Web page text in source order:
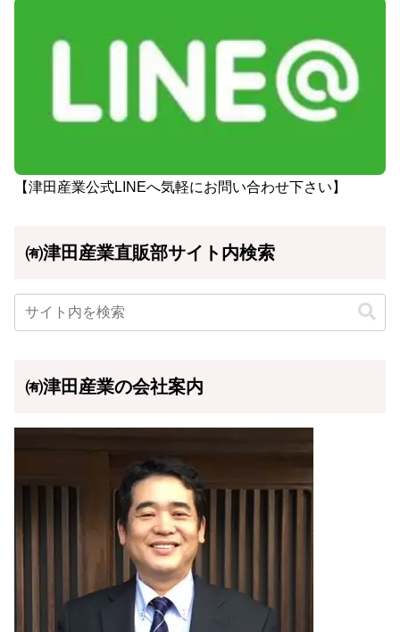
【津田産業公式LINEへ気軽にお問い合わせ下さい】
㈲津田産業直販部サイト内検索
㈲津田産業の会社案内